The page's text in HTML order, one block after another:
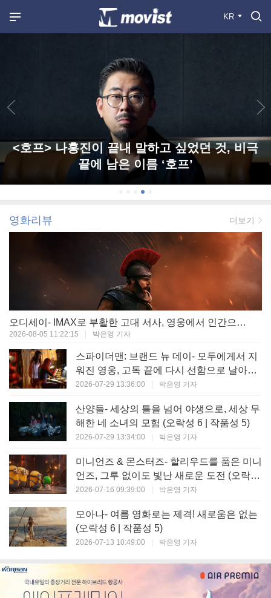
KR
<호프> 나홍진이 끝내 말하고 싶었던 것, 비극
끝에 남은 이름 ‘호프’
영화리뷰 더보기
오디세이- IMAX로 부활한 고대 서사, 영웅에서 인간으로의 귀환 (오락성 9 | 작품성 9)
2026-08-05 11:22:15 박은영 기자
스파이더맨: 브랜드 뉴 데이- 모두에게서 지
워진 영웅, 고독 끝에 다시 선함으로 날아오
르다 (오락성 8 | 작품성 8)
2026-07-29 13:36:00 박은영 기자
산양들- 세상의 틀을 넘어 야생으로, 세상 무
해한 네 소녀의 모험 (오락성 6 | 작품성 5)
2026-07-29 13:34:00 박은영 기자
미니언즈 & 몬스터즈- 할리우드를 품은 미니
언즈, 그루 없이도 빛난 새로운 도전 (오락성
7 | 작품성 6)
2026-07-16 09:39:00 박은영 기자
모아나- 여름 영화로는 제격! 새로움은 없는
(오락성 6 | 작품성 5)
2026-07-13 10:49:00 박은영 기자